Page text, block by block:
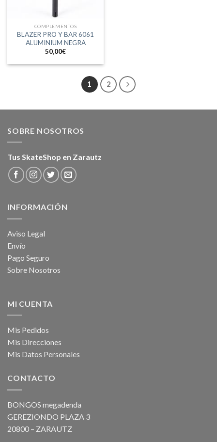
COMPLEMENTOS
BLAZER PRO Y BAR 6061
ALUMINIUM NEGRA
50,00€
1 2
SOBRE NOSOTROS
Tus SkateShop en Zarautz
INFORMACIÓN
Aviso Legal
Envío
Pago Seguro
Sobre Nosotros
MI CUENTA
Mis Pedidos
Mis Direcciones
Mis Datos Personales
CONTACTO
BONGOS megadenda
GEREZIONDO PLAZA 3
20800 – ZARAUTZ